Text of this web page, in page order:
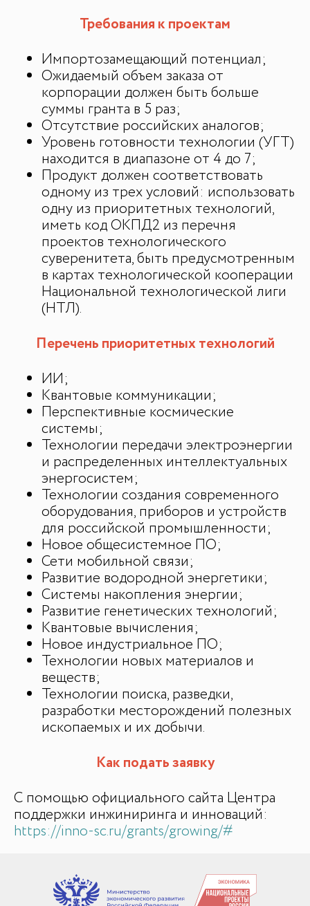
Требования к проектам
Импортозамещающий потенциал;
Ожидаемый объем заказа от
корпорации должен быть больше
суммы гранта в 5 раз;
Отсутствие российских аналогов;
Уровень готовности технологии (УГТ)
находится в диапазоне от 4 до 7;
Продукт должен соответствовать
одному из трех условий: использовать
одну из приоритетных технологий,
иметь код ОКПД2 из перечня
проектов технологического
суверенитета, быть предусмотренным
в картах технологической кооперации
Национальной технологической лиги
(НТЛ).
Перечень приоритетных технологий
ИИ;
Квантовые коммуникации;
Перспективные космические
системы;
Технологии передачи электроэнергии
и распределенных интеллектуальных
энергосистем;
Технологии создания современного
оборудования, приборов и устройств
для российской промышленности;
Новое общесистемное ПО;
Сети мобильной связи;
Развитие водородной энергетики;
Системы накопления энергии;
Развитие генетических технологий;
Квантовые вычисления;
Новое индустриальное ПО;
Технологии новых материалов и
веществ;
Технологии поиска, разведки,
разработки месторождений полезных
ископаемых и их добычи.
Как подать заявку
С помощью официального сайта Центра
поддержки инжиниринга и инноваций:
https://inno-sc.ru/grants/growing/#
Маркетплейсы и регуляторика
+7